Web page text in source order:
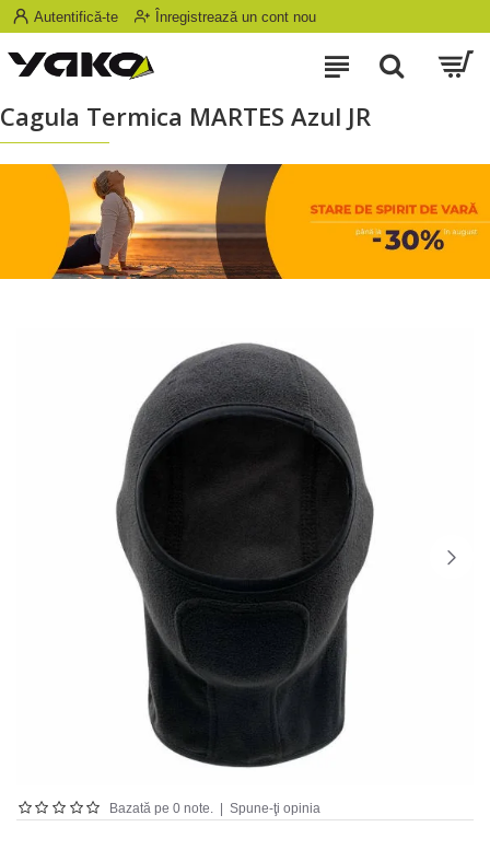
Autentifică-te Înregistrează un cont nou
Cagula Termica MARTES Azul JR
Bazată pe 0 note. Spune-ţi opinia